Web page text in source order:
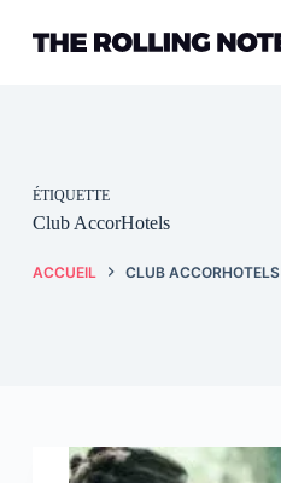
contenu
ÉTIQUETTE
Club AccorHotels
ACCUEIL CLUB ACCORHOTELS